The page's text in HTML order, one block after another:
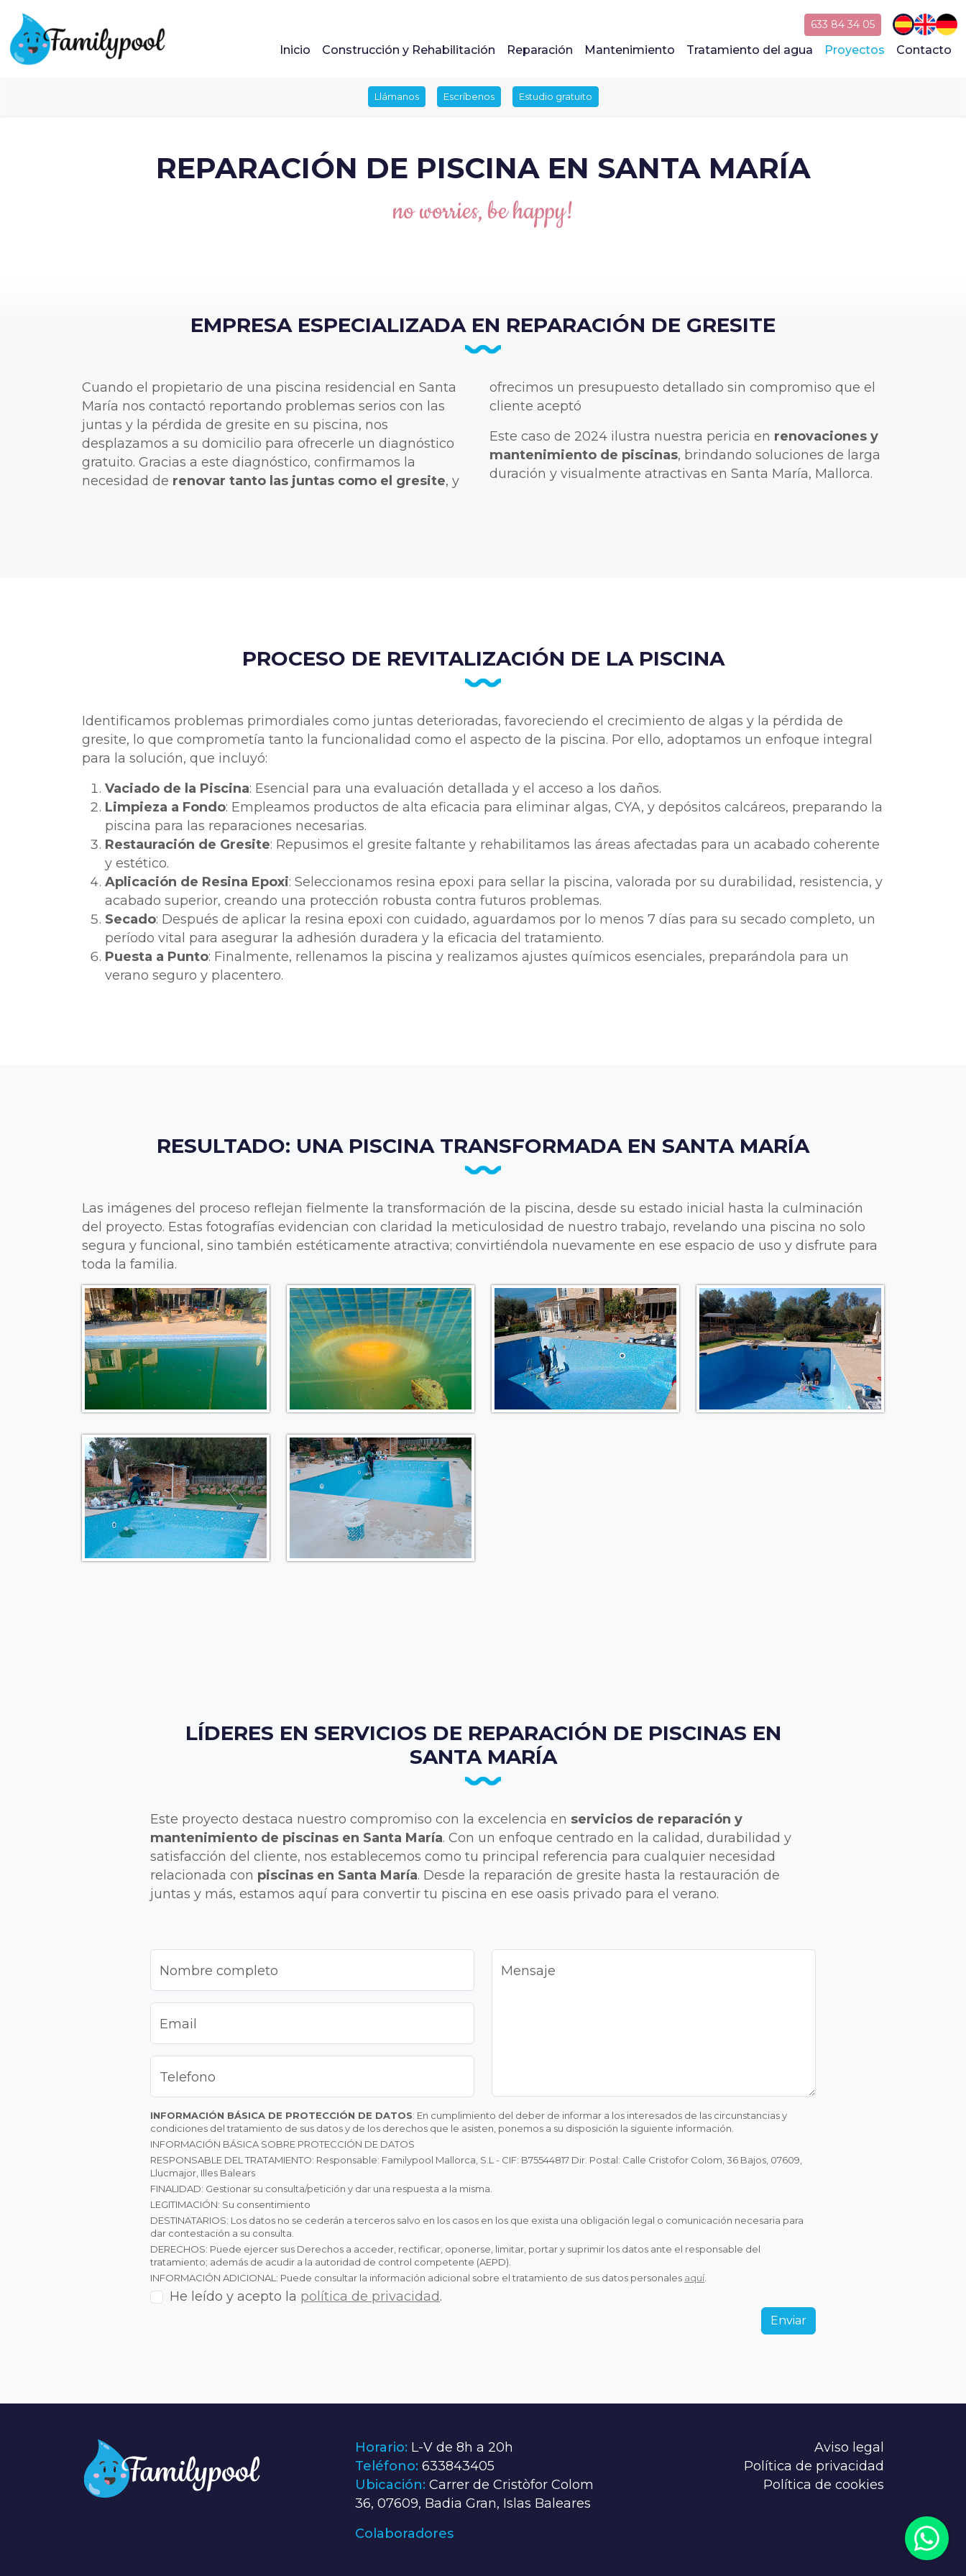
Inicio Construcción y Rehabilitación Reparación Mantenimiento Tratamiento del agua Proyectos Contacto
633 84 34 05
Llámanos Escríbenos Estudio gratuito
REPARACIÓN DE PISCINA EN SANTA MARÍA
no worries, be happy!
EMPRESA ESPECIALIZADA EN REPARACIÓN DE GRESITE
Cuando el propietario de una piscina residencial en Santa
María nos contactó reportando problemas serios con las
juntas y la pérdida de gresite en su piscina, nos
desplazamos a su domicilio para ofrecerle un diagnóstico
gratuito. Gracias a este diagnóstico, confirmamos la
necesidad de renovar tanto las juntas como el gresite, y
ofrecimos un presupuesto detallado sin compromiso que el
cliente aceptó
Este caso de 2024 ilustra nuestra pericia en renovaciones y
mantenimiento de piscinas, brindando soluciones de larga
duración y visualmente atractivas en Santa María, Mallorca.
PROCESO DE REVITALIZACIÓN DE LA PISCINA
Identificamos problemas primordiales como juntas deterioradas, favoreciendo el crecimiento de algas y la pérdida de
gresite, lo que comprometía tanto la funcionalidad como el aspecto de la piscina. Por ello, adoptamos un enfoque integral
para la solución, que incluyó:
Vaciado de la Piscina: Esencial para una evaluación detallada y el acceso a los daños.
Limpieza a Fondo: Empleamos productos de alta eficacia para eliminar algas, CYA, y depósitos calcáreos, preparando la
piscina para las reparaciones necesarias.
Restauración de Gresite: Repusimos el gresite faltante y rehabilitamos las áreas afectadas para un acabado coherente
y estético.
Aplicación de Resina Epoxi: Seleccionamos resina epoxi para sellar la piscina, valorada por su durabilidad, resistencia, y
acabado superior, creando una protección robusta contra futuros problemas.
Secado: Después de aplicar la resina epoxi con cuidado, aguardamos por lo menos 7 días para su secado completo, un
período vital para asegurar la adhesión duradera y la eficacia del tratamiento.
Puesta a Punto: Finalmente, rellenamos la piscina y realizamos ajustes químicos esenciales, preparándola para un
verano seguro y placentero.
RESULTADO: UNA PISCINA TRANSFORMADA EN SANTA MARÍA
Las imágenes del proceso reflejan fielmente la transformación de la piscina, desde su estado inicial hasta la culminación
del proyecto. Estas fotografías evidencian con claridad la meticulosidad de nuestro trabajo, revelando una piscina no solo
segura y funcional, sino también estéticamente atractiva; convirtiéndola nuevamente en ese espacio de uso y disfrute para
toda la familia.
LÍDERES EN SERVICIOS DE REPARACIÓN DE PISCINAS EN
SANTA MARÍA
Este proyecto destaca nuestro compromiso con la excelencia en servicios de reparación y
mantenimiento de piscinas en Santa María. Con un enfoque centrado en la calidad, durabilidad y
satisfacción del cliente, nos establecemos como tu principal referencia para cualquier necesidad
relacionada con piscinas en Santa María. Desde la reparación de gresite hasta la restauración de
juntas y más, estamos aquí para convertir tu piscina en ese oasis privado para el verano.
Nombre completo
Email
Telefono
Mensaje
INFORMACIÓN BÁSICA DE PROTECCIÓN DE DATOS: En cumplimiento del deber de informar a los interesados de las circunstancias y
condiciones del tratamiento de sus datos y de los derechos que le asisten, ponemos a su disposición la siguiente información.
INFORMACIÓN BÁSICA SOBRE PROTECCIÓN DE DATOS
RESPONSABLE DEL TRATAMIENTO: Responsable: Familypool Mallorca, S.L - CIF: B75544817 Dir. Postal: Calle Cristofor Colom, 36 Bajos, 07609,
Llucmajor, Illes Balears
FINALIDAD: Gestionar su consulta/petición y dar una respuesta a la misma.
LEGITIMACIÓN: Su consentimiento
DESTINATARIOS: Los datos no se cederán a terceros salvo en los casos en los que exista una obligación legal o comunicación necesaria para
dar contestación a su consulta.
DERECHOS: Puede ejercer sus Derechos a acceder, rectificar, oponerse, limitar, portar y suprimir los datos ante el responsable del
tratamiento; además de acudir a la autoridad de control competente (AEPD).
INFORMACIÓN ADICIONAL: Puede consultar la información adicional sobre el tratamiento de sus datos personales aquí.
He leído y acepto la política de privacidad.
Enviar
Horario: L-V de 8h a 20h
Teléfono: 633843405
Ubicación: Carrer de Cristòfor Colom
36, 07609, Badia Gran, Islas Baleares
Colaboradores
Aviso legal
Política de privacidad
Política de cookies